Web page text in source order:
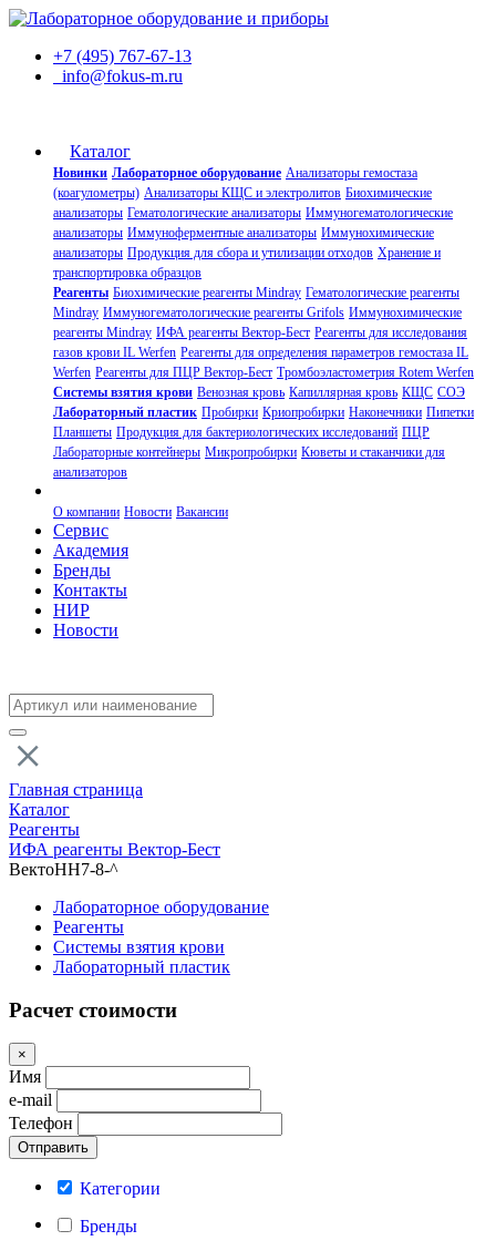
+7 (495) 767-67-13
info@fokus-m.ru
Каталог
Новинки Лабораторное оборудование Анализаторы гемостаза
(коагулометры) Анализаторы КЩС и электролитов Биохимические
анализаторы Гематологические анализаторы Иммуногематологические
анализаторы Иммуноферментные анализаторы Иммунохимические
анализаторы Продукция для сбора и утилизации отходов Хранение и
транспортировка образцов
Реагенты Биохимические реагенты Mindray Гематологические реагенты
Mindray Иммуногематологические реагенты Grifols Иммунохимические
реагенты Mindray ИФА реагенты Вектор-Бест Реагенты для исследования
газов крови IL Werfen Реагенты для определения параметров гемостаза IL
Werfen Реагенты для ПЦР Вектор-Бест Тромбоэластометрия Rotem Werfen
Системы взятия крови Венозная кровь Капиллярная кровь КЩС СОЭ
Лабораторный пластик Пробирки Криопробирки Наконечники Пипетки
Планшеты Продукция для бактериологических исследований ПЦР
Лабораторные контейнеры Микропробирки Кюветы и стаканчики для
анализаторов
О компании Новости Вакансии
Сервис
Академия
Бренды
Контакты
НИР
Новости
Главная страница
Каталог
Реагенты
ИФА реагенты Вектор-Бест
ВектоНН7-8-^
Лабораторное оборудование
Реагенты
Системы взятия крови
Лабораторный пластик
Расчет стоимости
×
Имя
e-mail
Телефон
Категории
Бренды